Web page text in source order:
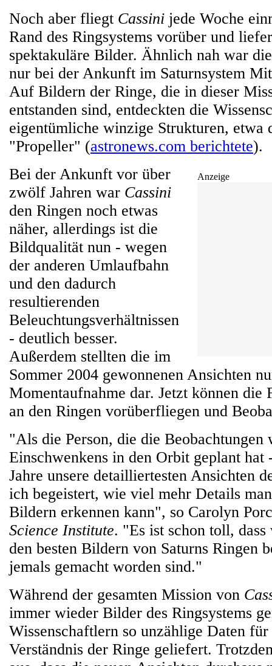
Noch aber fliegt Cassini jede Woche
Rand des Ringsystems vorüber und
spektakuläre Bilder. Ähnlich nah war
nur bei der Ankunft im Saturnsystem
Auf Bildern der Ringe, die in dieser
entstanden sind, entdeckten die
eigentümliche winzige Strukturen, etwa
"Propeller" (astronews.com berichtete).
Anzeige
Bei der Ankunft vor über
zwölf Jahren war Cassini
den Ringen noch etwas
näher, allerdings ist die
Bildqualität nun - wegen
der anderen Umlaufbahn
und den dadurch
resultierenden
Beleuchtungsverhältnissen
- deutlich besser.
Außerdem stellten die im
Sommer 2004 gewonnenen Ansichten
Momentaufnahme dar. Jetzt können die
an den Ringen vorüberfliegen und
"Als die Person, die die Beobachtungen
Einschwenkens in den Orbit geplant
Jahre unsere detailliertesten Ansichten
ich begeistert, wie viel mehr Details
Bildern erkennen kann", so Carolyn
Science Institute. "Es ist schon toll,
den besten Bildern von Saturns Ringen
jemals gemacht worden sind."
Während der gesamten Mission von
immer wieder Bilder des Ringsystems
Wissenschaftlern so unzählige Daten für
Verständnis der Ringe geliefert.